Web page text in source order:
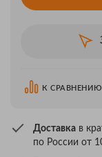
К СРАВНЕНИЮ
Доставка в
по России от